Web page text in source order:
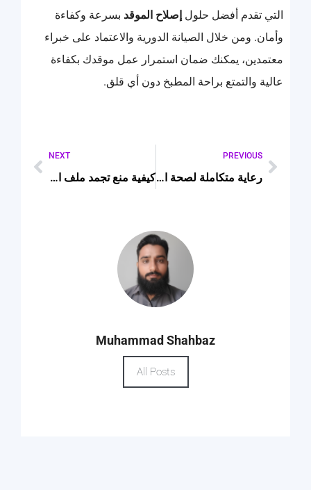
التي تقدم أفضل حلول إصلاح الموقد بسرعة وكفاءة
وأمان. ومن خلال الصيانة الدورية والاعتماد على خبراء
معتمدين، يمكنك ضمان استمرار عمل موقدك بكفاءة
عالية والتمتع براحة المطبخ دون أي قلق.
PREVIOUS
رعاية متكاملة لصحة العظام والمفاصل
NEXT
كيفية منع تجمد ملف المكيف في الصيف
Muhammad Shahbaz
All Posts